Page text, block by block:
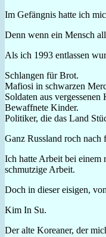
Im Gefängnis hatte ich
Denn wenn ein Mensch
Als ich 1993 entlassen
Schlangen für Brot.
Mafiosi in schwarzen
Soldaten aus vergessenen
Bewaffnete Kinder.
Politiker, die das Land
Ganz Russland roch
Ich hatte Arbeit bei einem
schmutzige Arbeit.
Doch in dieser eisigen,
Kim In Su.
Der alte Koreaner, der